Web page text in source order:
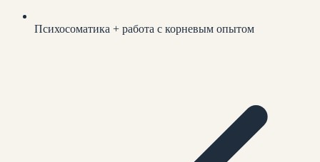
Психосоматика + работа с корневым опытом